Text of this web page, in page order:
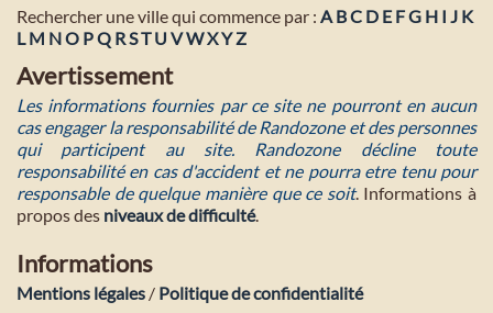
Rechercher une ville qui commence par : A BC D E FG H I J K
L M NO PQ RST U VWXYZ
Avertissement
Les informations fournies par ce site ne pourront en aucun
cas engager la responsabilité de Randozone et des personnes
qui participent au site. Randozone décline toute
responsabilité en cas d'accident et ne pourra etre tenu pour
responsable de quelque manière que ce soit. Informations à
propos des niveaux de difficulté.
Informations
Mentions légales / Politique de confidentialité